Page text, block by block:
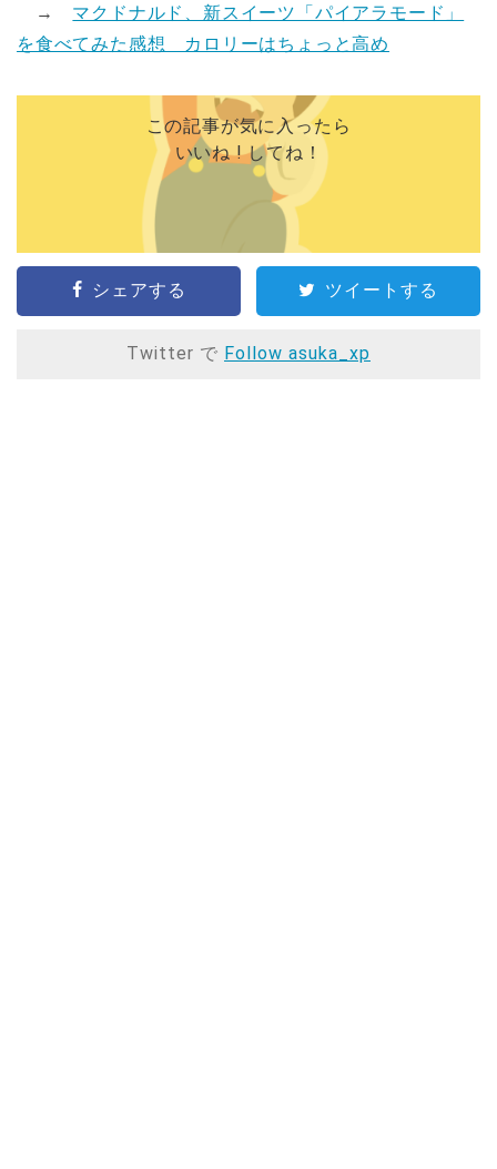
→ マクドナルド、新スイーツ「パイアラモード」
を食べてみた感想 カロリーはちょっと高め
この記事が気に入ったら
いいね ! してね！
シェアする ツイートする
Twitter で Follow asuka_xp